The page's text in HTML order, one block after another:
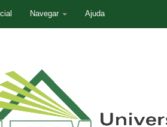
Navegar Ajuda